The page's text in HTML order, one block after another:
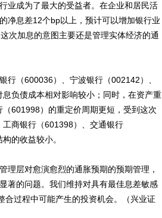
成为了最大的受益者。在企业和居民活
净息差12个bp以上，预计可以增加银行业
次加息的意图主要还是管理实体经济的通
（600036）、宁波银行（002142）、
负债成本相对影响较小；同时，在资产重
601998）的重定价周期更短，受到这次
商银行（601398）、交通银行
的收益较小。
层对愈演愈烈的通胀预期的预期管理，
著的问题。我们维持对具有最佳息差敏感
合过程中可能产生的投资机会。（兴业证